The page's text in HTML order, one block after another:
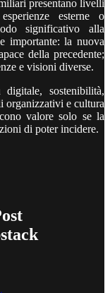
presentano livelli
esterne o
significativo alla
importante: la nuova
della precedente;
e visioni diverse.
sostenibilità,
organizzativi e cultura
valore solo se la
di poter incidere.